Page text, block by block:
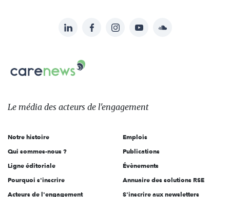
sur:
LinkedInFacebookInstagramYouTubeSoundcloud
Carenews,
Le
des
l'engagement
Le média des acteurs de l'engagement
Notre histoire
Qui sommes-nous ?
Ligne éditoriale
Pourquoi s'inscrire
Acteurs de l'engagement
Emplois
Publications
Évènements
Annuaire des solutions RSE
S'inscrire aux newsletters